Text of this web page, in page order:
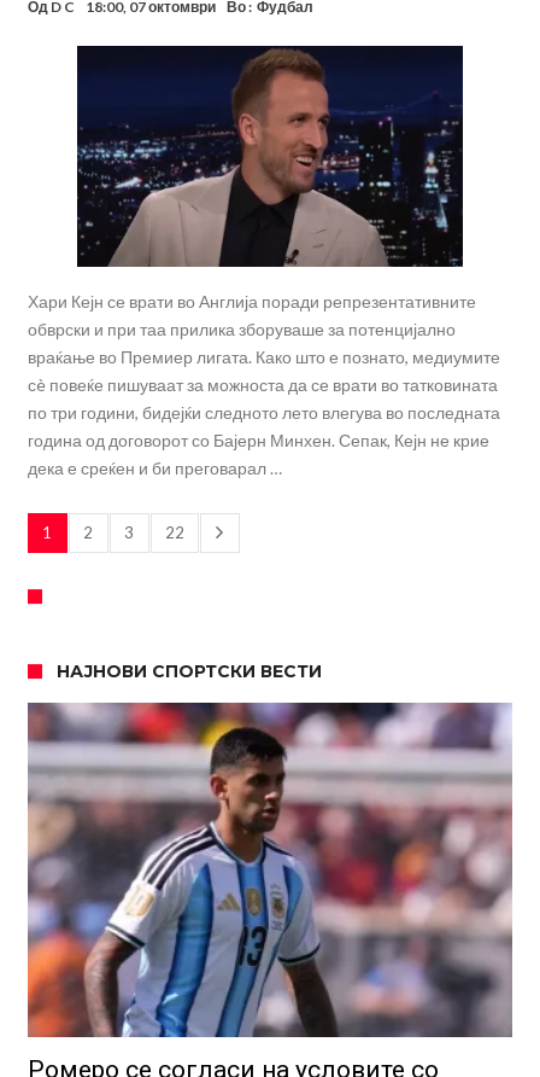
Од D C 18:00, 07 октомври Во : Фудбал
Хари Кејн се врати во Англија поради репрезентативните
обврски и при таа прилика зборуваше за потенцијално
враќање во Премиер лигата. Како што е познато, медиумите
сè повеќе пишуваат за можноста да се врати во татковината
по три години, бидејќи следното лето влегува во последната
година од договорот со Бајерн Минхен. Сепак, Кејн не крие
дека е среќен и би преговарал …
1 2 3 22
НАЈНОВИ СПОРТСКИ ВЕСТИ
Ромеро се согласи на условите со